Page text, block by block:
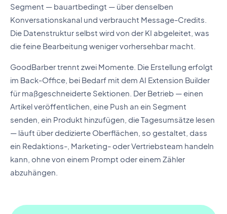
Segment — bauartbedingt — über denselben
Konversationskanal und verbraucht Message-Credits.
Die Datenstruktur selbst wird von der KI abgeleitet, was
die feine Bearbeitung weniger vorhersehbar macht.
GoodBarber trennt zwei Momente. Die Erstellung erfolgt
im Back-Office, bei Bedarf mit dem AI Extension Builder
für maßgeschneiderte Sektionen. Der Betrieb — einen
Artikel veröffentlichen, eine Push an ein Segment
senden, ein Produkt hinzufügen, die Tagesumsätze lesen
— läuft über dedizierte Oberflächen, so gestaltet, dass
ein Redaktions-, Marketing- oder Vertriebsteam handeln
kann, ohne von einem Prompt oder einem Zähler
abzuhängen.